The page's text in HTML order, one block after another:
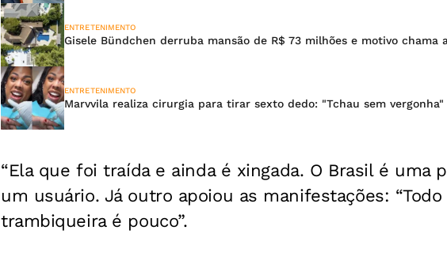
ENTRETENIMENTO
Gisele Bündchen derruba mansão de R$ 73 milhões e motivo chama
ENTRETENIMENTO
Marvvila realiza cirurgia para tirar sexto dedo: "Tchau sem vergonha"
“Ela que foi traída e ainda é xingada. O Brasil é uma
um usuário. Já outro apoiou as manifestações:
trambiqueira é pouco”.